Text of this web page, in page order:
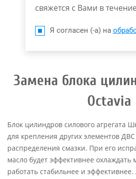
свяжется с Вами в
Я согласен (-а) на
Замена блока
Octavia
Блок цилиндров силового агрегата
для крепления других элементов
распределения смазки. При его
масло будет эффективнее охлаждать
работать стабильнее и